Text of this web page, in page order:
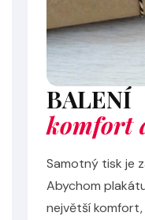
BALENÍ
komfort
Samotný tisk je
Abychom
největší